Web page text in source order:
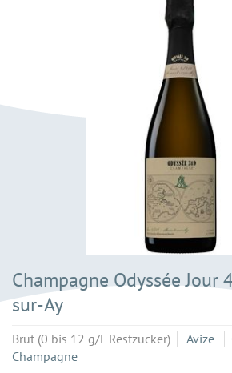
Champagne Odyssée
sur-Ay
Brut (0 bis 12 g/L Restzucker) Avize
Champagne